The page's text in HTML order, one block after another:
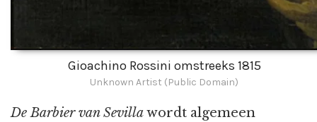
Gioachino Rossini omstreeks 1815
Unknown Artist (Public Domain)
De Barbier van Sevillawordt algemeen